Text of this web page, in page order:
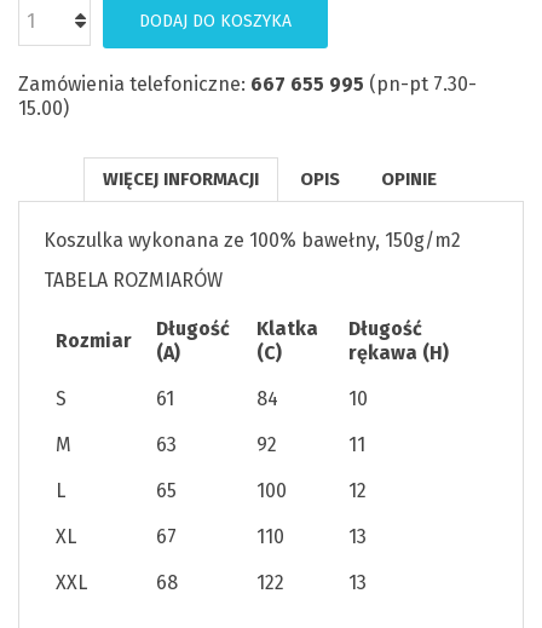
DODAJ DO KOSZYKA
Zamówienia telefoniczne: 667 655 995 (pn-pt 7.30-
15.00)
WIĘCEJ INFORMACJI OPIS OPINIE
Koszulka wykonana ze 100% bawełny, 150g/m2
TABELA ROZMIARÓW
Rozmiar
Długość
(A)
Klatka
(C)
Długość
rękawa (H)
S
61 84
10
M
63 92
11
L
65 100
12
XL
67 110
13
XXL
68 122 13